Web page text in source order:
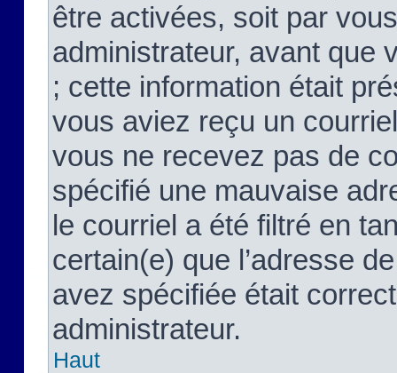
être activées, soit par
administrateur, avant que
; cette information était
vous aviez reçu un
vous ne recevez pas de
spécifié une mauvaise
le courriel a été filtré en
certain(e) que l’adresse
avez spécifiée était
administrateur.
Haut